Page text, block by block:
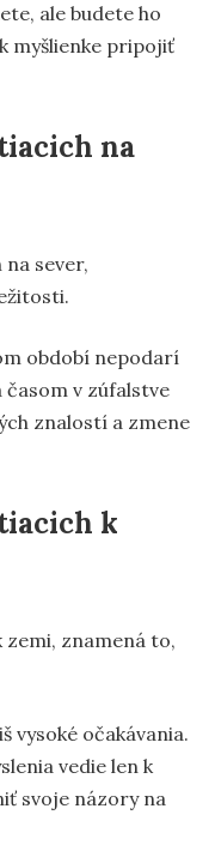
ale budete ho
myšlienke pripojiť
na
sever,
období nepodarí
v zúfalstve
znalostí a zmene
k
zemi, znamená to,
vysoké očakávania.
vedie len k
svoje názory na